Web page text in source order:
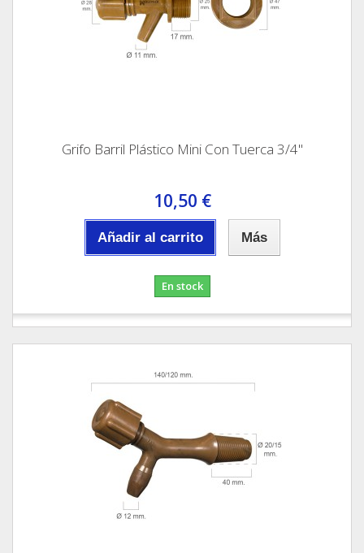
Grifo Barril Plástico Mini Con Tuerca 3/4"
10,50 €
Añadir al carrito Más
En stock